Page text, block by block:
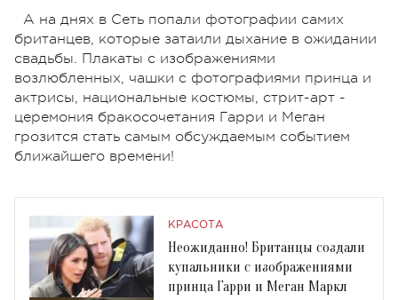
А на днях в Сеть попали фотографии самих
британцев, которые затаили дыхание в ожидании
свадьбы. Плакаты с изображениями
возлюбленных, чашки с фотографиями принца и
актрисы, национальные костюмы, стрит-арт -
церемония бракосочетания Гарри и Меган
грозится стать самым обсуждаемым событием
ближайшего времени!
КРАСОТА
Неожиданно! Британцы создали
купальники с изображениями
принца Гарри и Меган Маркл